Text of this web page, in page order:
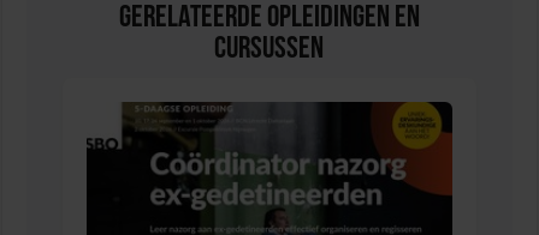
Gerelateerde Opleidingen en
Cursussen